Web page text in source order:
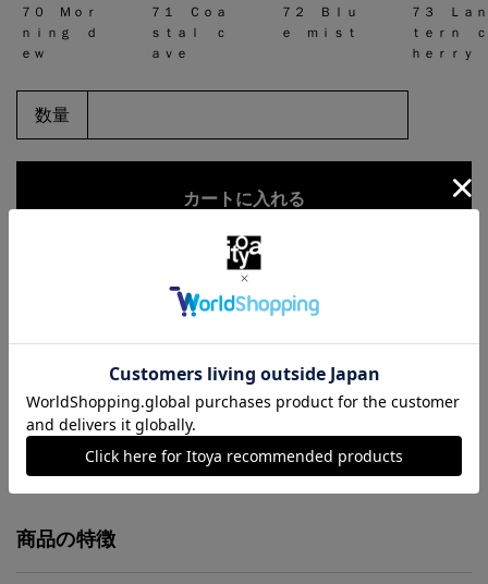
７０ Ｍｏｒ
ｎｉｎｇ ｄ
ｅｗ
７１ Ｃｏａ
ｓｔａｌ ｃ
ａｖｅ
７２ Ｂｌｕ
ｅ ｍｉｓｔ
７３ Ｌａｎ
ｔｅｒｎ ｃ
ｈｅｒｒｙ
数量
お気に入りに追加
商品・在庫について
返品・交換について
送料について
商品の特徴